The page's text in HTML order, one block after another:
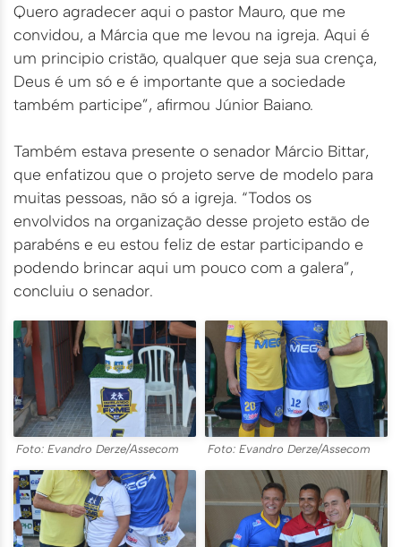
Quero agradecer aqui o pastor Mauro, que me
convidou, a Márcia que me levou na igreja. Aqui é
um principio cristão, qualquer que seja sua crença,
Deus é um só e é importante que a sociedade
também participe”, afirmou Júnior Baiano.
Também estava presente o senador Márcio Bittar,
que enfatizou que o projeto serve de modelo para
muitas pessoas, não só a igreja. “Todos os
envolvidos na organização desse projeto estão de
parabéns e eu estou feliz de estar participando e
podendo brincar aqui um pouco com a galera”,
concluiu o senador.
Foto: Evandro Derze/Assecom Foto: Evandro Derze/Assecom